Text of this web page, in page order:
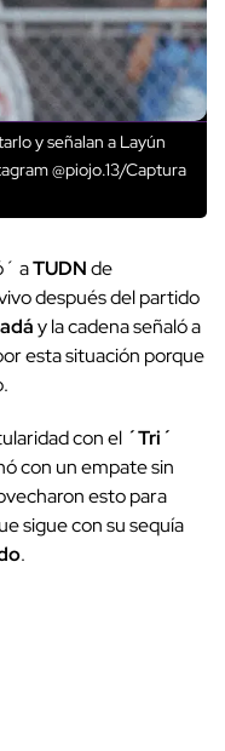
y señalan a Layún
@piojo.13/Captura
aTUDNde
después del partido
y la cadena señaló a
esta situación porque
con el ´Tri´
con unempate sin
esto para
sigue con su sequía
.